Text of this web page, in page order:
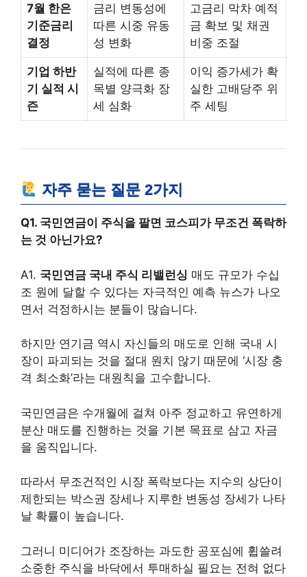
7월 한은
기준금리
결정
금리 변동성에
따른 시중 유동
성 변화
고금리 막차 예적
금 확보 및 채권
비중 조절
기업 하반
기 실적 시
즌
실적에 따른 종
목별 양극화 장
세 심화
이익 증가세가 확
실한 고배당주 위
주 세팅
자주 묻는 질문 2가지
Q1. 국민연금이 주식을 팔면 코스피가 무조건 폭락하
는 것 아닌가요?
A1. 국민연금 국내 주식 리밸런싱 매도 규모가 수십
조 원에 달할 수 있다는 자극적인 예측 뉴스가 나오
면서 걱정하시는 분들이 많습니다.
하지만 연기금 역시 자신들의 매도로 인해 국내 시
장이 파괴되는 것을 절대 원치 않기 때문에 ‘시장 충
격 최소화’라는 대원칙을 고수합니다.
국민연금은 수개월에 걸쳐 아주 정교하고 유연하게
분산 매도를 진행하는 것을 기본 목표로 삼고 자금
을 움직입니다.
따라서 무조건적인 시장 폭락보다는 지수의 상단이
제한되는 박스권 장세나 지루한 변동성 장세가 나타
날 확률이 높습니다.
그러니 미디어가 조장하는 과도한 공포심에 휩쓸려
소중한 주식을 바닥에서 투매하실 필요는 전혀 없다